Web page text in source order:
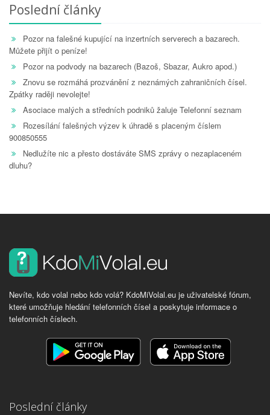
Poslední články
Pozor na falešné kupující na inzertních serverech a bazarech.
Můžete přijít o peníze!
Pozor na podvody na bazarech (Bazoš, Sbazar, Aukro apod.)
Znovu se rozmáhá prozvánění z neznámých zahraničních čísel.
Zpátky raději nevolejte!
Asociace malých a středních podniků žaluje Telefonní seznam
Rozesílání falešných výzev k úhradě s placeným číslem
900850555
Nedlužíte nic a přesto dostáváte SMS zprávy o nezaplaceném
dluhu?
Nevíte, kdo volal nebo kdo volá? KdoMiVolal.eu je uživatelské fórum,
které umožňuje hledání telefonních čísel a poskytuje informace o
telefonních číslech.
Poslední články